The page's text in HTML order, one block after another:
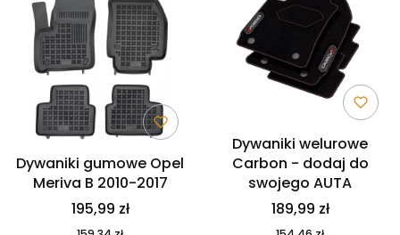
Dywaniki gumowe Opel
Meriva B 2010-2017
195,99 zł
Dywaniki welurowe
Carbon - dodaj do
swojego AUTA
189,99 zł